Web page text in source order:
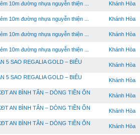
10m đường nhựa nguyễn thiện ... Khánh Hòa
10m đường nhựa nguyễn thiện ... Khánh Hòa
10m đường nhựa nguyễn thiện ... Khánh Hòa
10m đường nhựa nguyễn thiện ... Khánh Hòa
5 SAO REGALIA GOLD – BIỂU
Khánh Hòa
5 SAO REGALIA GOLD – BIỂU
Khánh Hòa
AN BÌNH TÂN – DÒNG TIỀN ỔN
Khánh Hòa
AN BÌNH TÂN – DÒNG TIỀN ỔN
Khánh Hòa
AN BÌNH TÂN – DÒNG TIỀN ỔN
Khánh Hòa